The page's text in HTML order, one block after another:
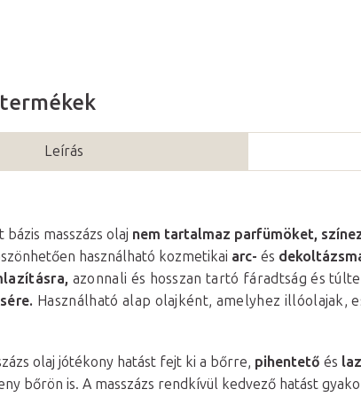
Leírás
masszázs olaj nem tartalmaz parfümöket,
használható kozmetikai arc- és
azonnali és hosszan tartó fáradtság és
Használható alap olajként, amelyhez illóolajak,
olaj jótékony hatást fejt ki a bőrre, pihentető és
bőrön is. A masszázs rendkívül kedvező hatást